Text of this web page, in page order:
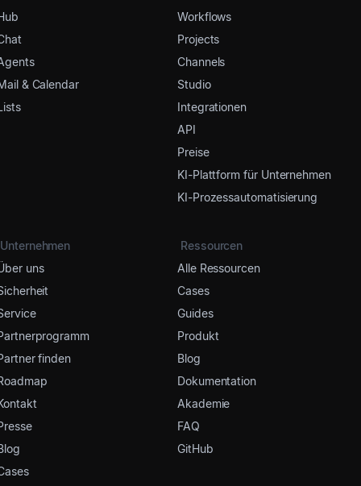
& Calendar
Workflows
Projects
Channels
Studio
Integrationen
API
Preise
KI-Plattform für Unternehmen
KI-Prozessautomatisierung
Unternehmen
uns
finden
Ressourcen
Alle Ressourcen
Cases
Guides
Produkt
Blog
Dokumentation
Akademie
FAQ
GitHub